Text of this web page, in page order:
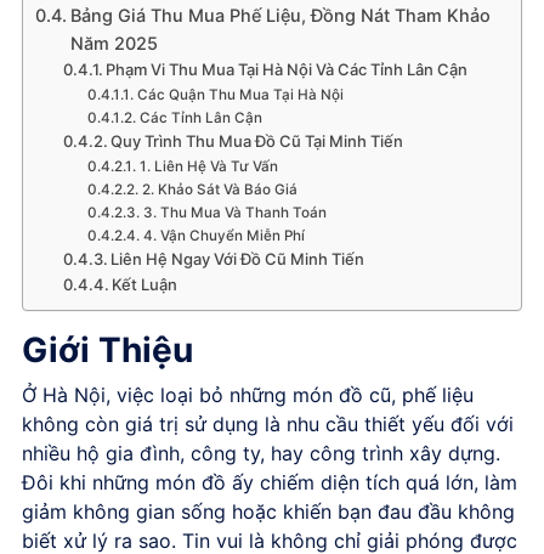
Bảng Giá Thu Mua Phế Liệu, Đồng Nát Tham Khảo
Năm 2025
Phạm Vi Thu Mua Tại Hà Nội Và Các Tỉnh Lân Cận
Các Quận Thu Mua Tại Hà Nội
Các Tỉnh Lân Cận
Quy Trình Thu Mua Đồ Cũ Tại Minh Tiến
1. Liên Hệ Và Tư Vấn
2. Khảo Sát Và Báo Giá
3. Thu Mua Và Thanh Toán
4. Vận Chuyển Miễn Phí
Liên Hệ Ngay Với Đồ Cũ Minh Tiến
Kết Luận
Giới Thiệu
Ở Hà Nội, việc loại bỏ những món đồ cũ, phế liệu
không còn giá trị sử dụng là nhu cầu thiết yếu đối với
nhiều hộ gia đình, công ty, hay công trình xây dựng.
Đôi khi những món đồ ấy chiếm diện tích quá lớn, làm
giảm không gian sống hoặc khiến bạn đau đầu không
biết xử lý ra sao. Tin vui là không chỉ giải phóng được